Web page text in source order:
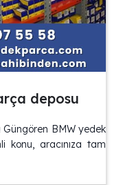
deposu
BMW yedek
konu, aracınıza tam